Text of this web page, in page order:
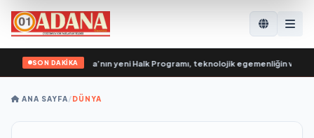
SON DAKİKA
Birleşik Rusya’nın yeni Halk Programı, teknolojik egemenliğin ve
ANA SAYFA/DÜNYA